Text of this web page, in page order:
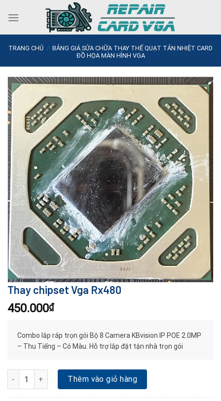
TRANG CHỦ / BẢNG GIÁ SỬA CHỮA THAY THẾ QUẠT TẢN NHIỆT CARD
ĐỒ HỌA MÀN HÌNH VGA
Thay chipset Vga Rx480
450.000₫
Combo lắp ráp trọn gói Bộ 8 Camera KBvision IP POE 2.0MP
– Thu Tiếng – Có Màu. Hỗ trợ lắp đặt tận nhà trọn gói
Thay chipset Vga Rx480 số lượng
Thêm vào giỏ hàng